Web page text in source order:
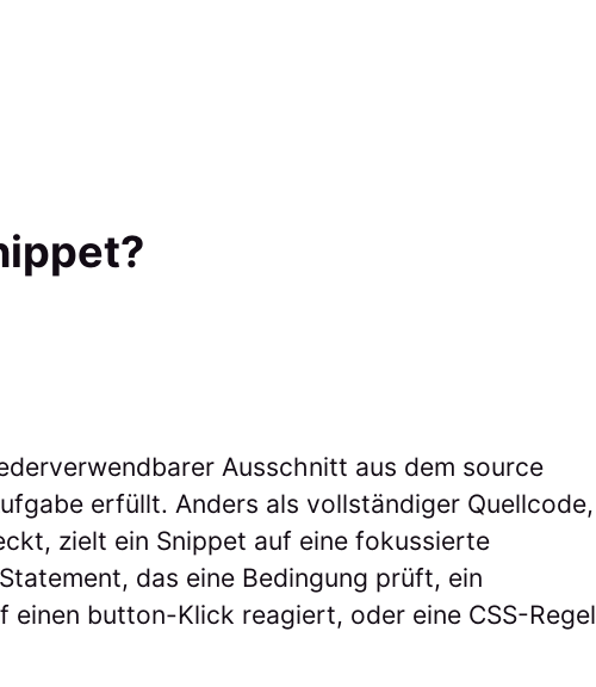
Ausschnitt aus dem source
erfüllt. Anders als vollständiger Quellcode,
zielt ein Snippet auf eine fokussierte
das eine Bedingung prüft, ein
button-Klick reagiert, oder eine CSS-Regel